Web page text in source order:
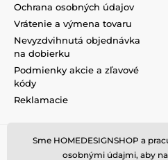
Ochrana osobných údajov
Vrátenie a výmena tovaru
Nevyzdvihnutá objednávka
na dobierku
Podmienky akcie a zľavové
kódy
Reklamacie
Sme HOMEDESIGNSHOP a
osobnými údajmi, aby